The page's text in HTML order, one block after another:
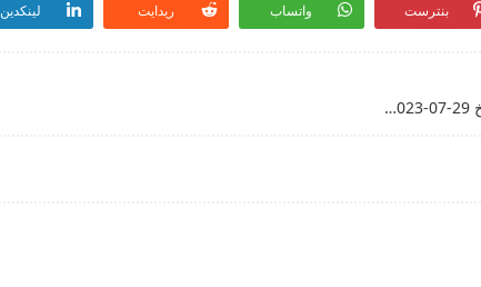
بنترست واتساب ريدايت لينكدين
بث مباشرمباراة ريال مدريد وبرشلونة بتاريخ 29-07-2023 مباراة ودية